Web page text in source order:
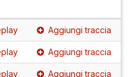
Aggiungi traccia
Aggiungi traccia
Aggiungi traccia